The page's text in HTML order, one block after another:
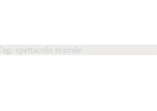
spettacolo teatrale
Cátedra
Lobo Antunes